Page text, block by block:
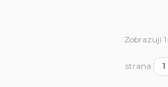
Zobrazuji
strana